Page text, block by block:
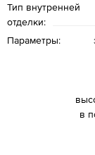
Тип внутренней
отделки:
Параметры:
в